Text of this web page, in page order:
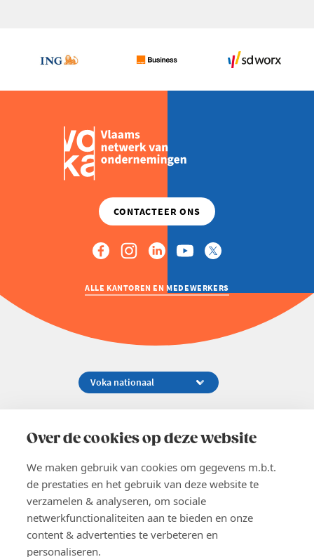
Over de cookies op deze website
We maken gebruik van cookies om gegevens m.b.t.
de prestaties en het gebruik van deze website te
verzamelen & analyseren, om sociale
netwerkfunctionaliteiten aan te bieden en onze
content & advertenties te verbeteren en
personaliseren.
ALLE KANTOREN EN MEDEWERKERS
02 229 81 11
EN